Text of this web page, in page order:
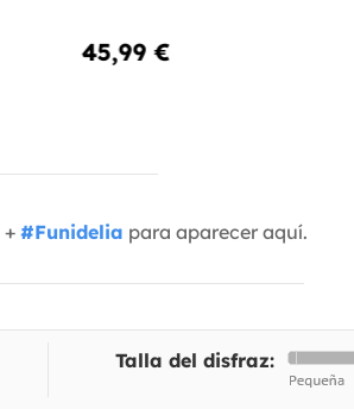
45,99 €
+ #Funidelia para aparecer aquí.
Talla del disfraz: